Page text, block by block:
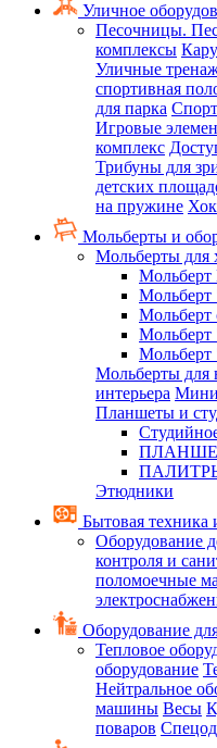
Уличное
Песочницы.
комплексы
Уличные
спортивная
для парка
Игровые
комплекс
Трибуны для
детских
на пружине
Мольберты и
Мольберты для
Мольберт
Мольберт
Мольберты для
интерьера Мини
Планшеты и
Этюдники
Бытовая техника
Оборудование
контроля и
поломоечные
Оборудование
Тепловое
оборудование
Нейтральное
машины Весы
поваров